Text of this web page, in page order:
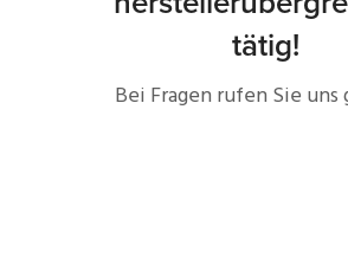
tätig!
Bei Fragen rufen Sie uns